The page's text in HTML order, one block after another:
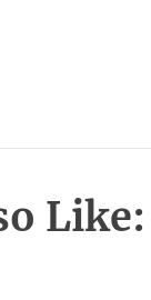
Like: